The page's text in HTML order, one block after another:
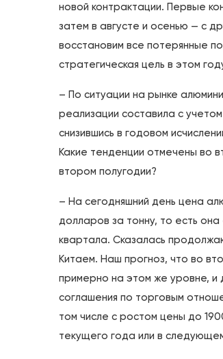
новой контрактации. Первые
затем в августе и осенью — с
восстановим все потерянные
стратегическая цель в этом
– По ситуации на рынке
реализации составила с
снизившись в годовом
Какие тенденции отмечены во
втором полугодии?
– На сегодняшний день цена
долларов за тонну, то есть
квартала. Сказалась
Китаем. Наш прогноз, что во
примерно на этом же уровне, и
соглашения по торговым
том числе с ростом цены до
текущего года или в